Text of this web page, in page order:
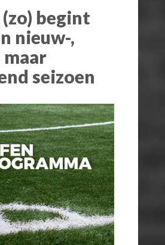
(zo) begint
nieuw-,
maar
seizoen